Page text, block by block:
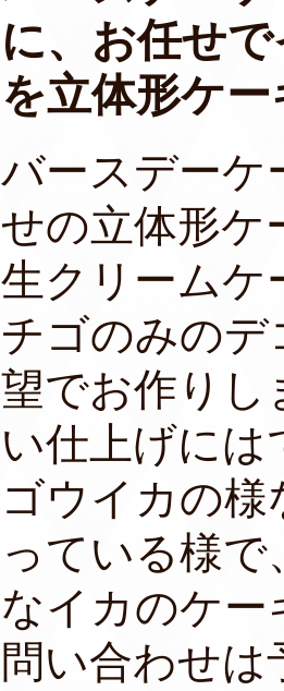
に、お任せ
を立体形ケ
バースデーケ
せの立体形ケ
生クリームケ
チゴのみのデ
望でお作りし
い仕上げに
ゴウイカの
っている様
なイカのケ
問い合わせ